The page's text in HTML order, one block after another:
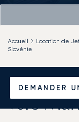
DEMANDER
Accueil Location de
Slovénie
Louer
vers